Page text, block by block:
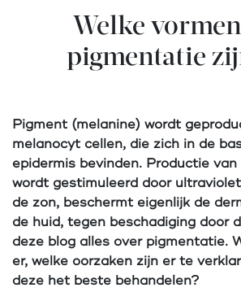
Welke
pigmentatie
Pigment (melanine) wordt
melanocyt cellen, die zich in de
epidermis bevinden. Productie
wordt gestimuleerd door
de zon, beschermt eigenlijk de
de huid, tegen beschadiging door
deze blog alles over pigmentatie.
er, welke oorzaken zijn er te
deze het beste behandelen?